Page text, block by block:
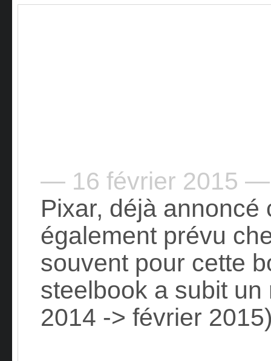
— 16 février 2015 —
Pixar, déjà annoncé
également prévu
souvent pour cette
steelbook a subit
2014 -> février